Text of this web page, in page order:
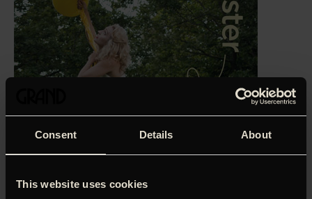
Consent Details About
This website uses cookies